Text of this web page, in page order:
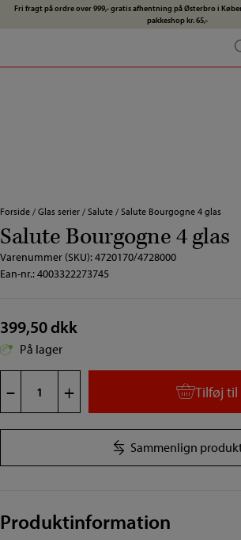
HopFri fragt på ordre over 999,- gratis afhentning på Østerbro i
pakkeshop kr. 65,-
Forside / Glas serier / Salute / Salute Bourgogne 4 glas
Salute Bourgogne 4 glas
Varenummer (SKU):4720170/4728000
Ean-nr.: 4003322273745
399,50dkk
På lager
–
Bourgogne
4
+ Tilføj til
Sammenlign
Produktinformation